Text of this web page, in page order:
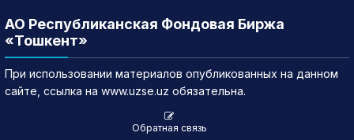
АО Республиканская Фондовая Биржа
«Тошкент»
При использовании материалов опубликованных на данном
сайте, ссылка на www.uzse.uz обязательна.
Обратная связь